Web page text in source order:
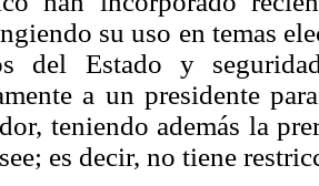
su uso en temas
del Estado y
a un presidente
teniendo además la
es decir, no tiene